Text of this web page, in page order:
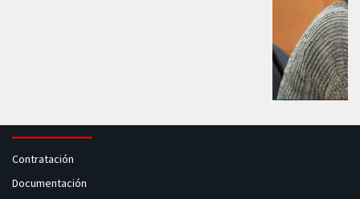
Contratación
Documentación